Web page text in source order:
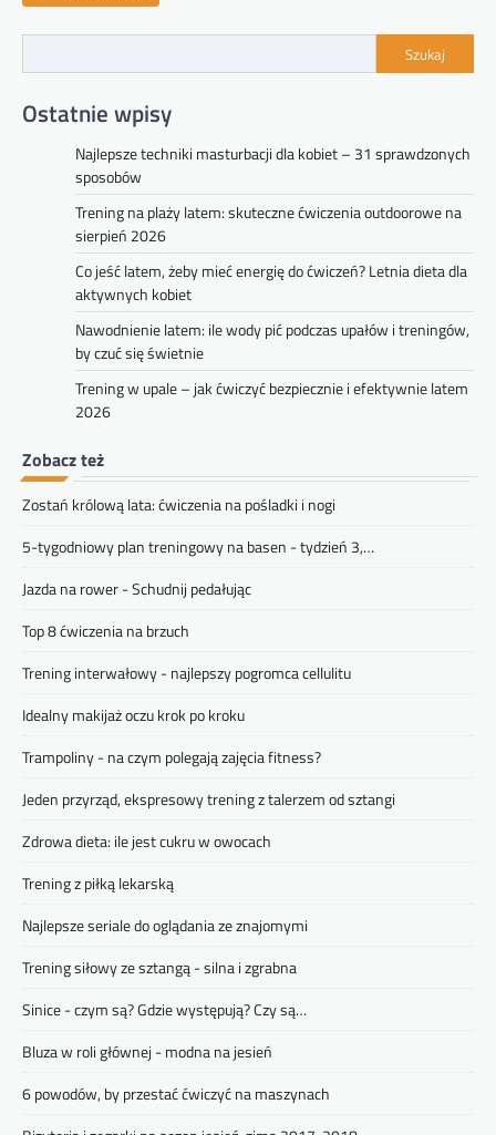
Szukaj
Ostatnie wpisy
Najlepsze techniki masturbacji dla kobiet – 31 sprawdzonych
sposobów
Trening na plaży latem: skuteczne ćwiczenia outdoorowe na
sierpień 2026
Co jeść latem, żeby mieć energię do ćwiczeń? Letnia dieta dla
aktywnych kobiet
Nawodnienie latem: ile wody pić podczas upałów i treningów,
by czuć się świetnie
Trening w upale – jak ćwiczyć bezpiecznie i efektywnie latem
2026
Zobacz też
Zostań królową lata: ćwiczenia na pośladki i nogi
5-tygodniowy plan treningowy na basen - tydzień 3,…
Jazda na rower - Schudnij pedałując
Top 8 ćwiczenia na brzuch
Trening interwałowy - najlepszy pogromca cellulitu
Idealny makijaż oczu krok po kroku
Trampoliny - na czym polegają zajęcia fitness?
Jeden przyrząd, ekspresowy trening z talerzem od sztangi
Zdrowa dieta: ile jest cukru w owocach
Trening z piłką lekarską
Najlepsze seriale do oglądania ze znajomymi
Trening siłowy ze sztangą - silna i zgrabna
Sinice - czym są? Gdzie występują? Czy są…
Bluza w roli głównej - modna na jesień
6 powodów, by przestać ćwiczyć na maszynach